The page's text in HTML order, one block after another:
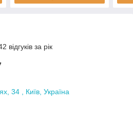
відгуків за рік
34 , Київ, Україна